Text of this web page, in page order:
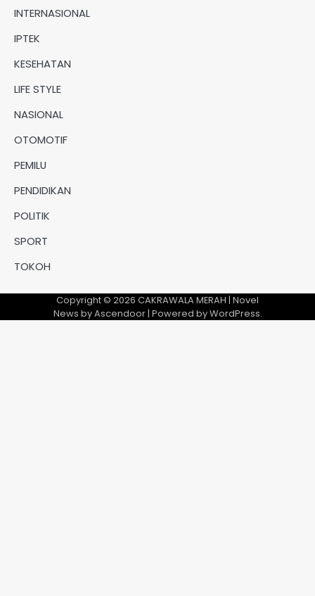
INTERNASIONAL
IPTEK
KESEHATAN
LIFE STYLE
NASIONAL
OTOMOTIF
PEMILU
PENDIDIKAN
POLITIK
SPORT
TOKOH
Copyright © 2026 CAKRAWALA MERAH | Novel
News byAscendoor| Powered byWordPress.